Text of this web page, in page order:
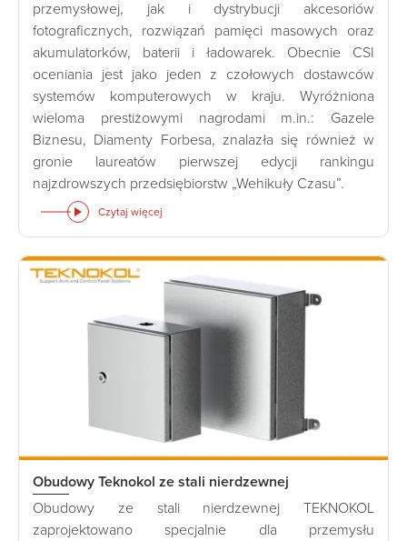
przemysłowej, jak i dystrybucji akcesoriów
fotograficznych, rozwiązań pamięci masowych oraz
akumulatorków, baterii i ładowarek. Obecnie CSI
oceniania jest jako jeden z czołowych dostawców
systemów komputerowych w kraju. Wyróżniona
wieloma prestiżowymi nagrodami m.in.: Gazele
Biznesu, Diamenty Forbesa, znalazła się również w
gronie laureatów pierwszej edycji rankingu
najzdrowszych przedsiębiorstw „Wehikuły Czasu”.
Czytaj więcej
Obudowy Teknokol ze stali nierdzewnej
Obudowy ze stali nierdzewnej TEKNOKOL
zaprojektowano specjalnie dla przemysłu